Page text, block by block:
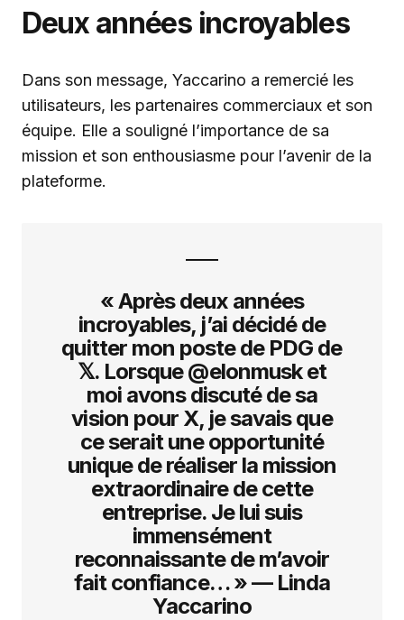
Deux années incroyables
Dans son message, Yaccarino a remercié les
utilisateurs, les partenaires commerciaux et son
équipe. Elle a souligné l’importance de sa
mission et son enthousiasme pour l’avenir de la
plateforme.
« Après deux années
incroyables, j’ai décidé de
quitter mon poste de PDG de
𝕏. Lorsque @elonmusk et
moi avons discuté de sa
vision pour X, je savais que
ce serait une opportunité
unique de réaliser la mission
extraordinaire de cette
entreprise. Je lui suis
immensément
reconnaissante de m’avoir
fait confiance… » — Linda
Yaccarino